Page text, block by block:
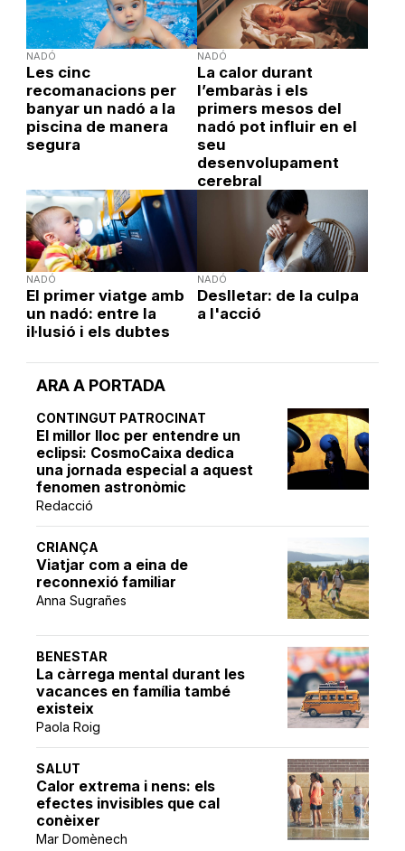
ARA A PORTADA
CONTINGUT PATROCINAT
El millor lloc per entendre un
eclipsi: CosmoCaixa dedica
una jornada especial a aquest
fenomen astronòmic
Redacció
CRIANÇA
Viatjar com a eina de
reconnexió familiar
Anna Sugrañes
BENESTAR
La càrrega mental durant les
vacances en família també
existeix
Paola Roig
SALUT
Calor extrema i nens: els
efectes invisibles que cal
conèixer
Mar Domènech
NADÓ
Les cinc
recomanacions per
banyar un nadó a la
piscina de manera
segura
NADÓ
La calor durant
l’embaràs i els
primers mesos del
nadó pot influir en el
seu
desenvolupament
cerebral
NADÓ
El primer viatge amb
un nadó: entre la
il·lusió i els dubtes
NADÓ
Deslletar: de la culpa
a l'acció